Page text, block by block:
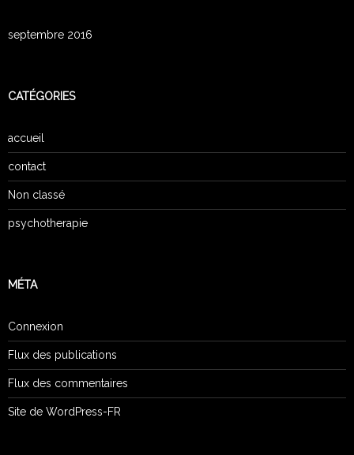
septembre 2016
CATÉGORIES
accueil
contact
Non classé
psychotherapie
MÉTA
Connexion
Flux des publications
Flux des commentaires
Site de WordPress-FR